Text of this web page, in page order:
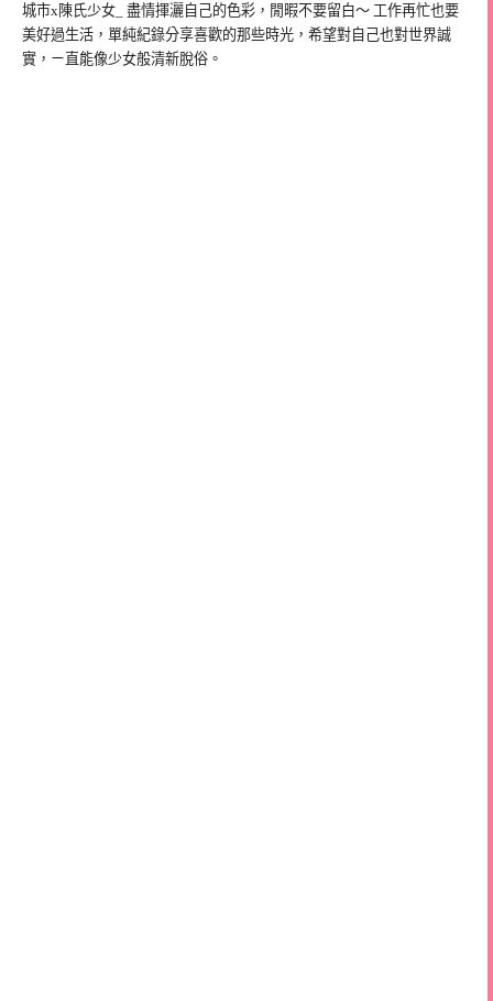
城市x陳氏少女_ 盡情揮灑自己的色彩，閒暇不要留白～ 工作再忙也要
美好過生活，單純紀錄分享喜歡的那些時光，希望對自己也對世界誠
實，ㄧ直能像少女般清新脫俗。